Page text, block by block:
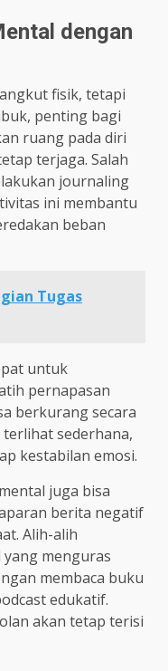
dengan
fisik, tetapi
penting bagi
ruang pada diri
terjaga. Salah
journaling
ini membantu
beban
Tugas
untuk
pernapasan
berkurang secara
sederhana,
kestabilan emosi.
juga bisa
berita negatif
Alih-alih
menguras
membaca buku
edukatif.
akan tetap terisi